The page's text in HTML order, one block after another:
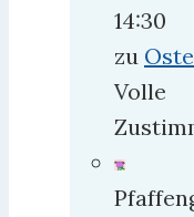
14:30
zu
Volle